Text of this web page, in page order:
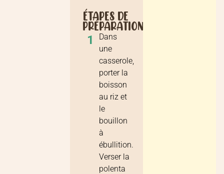
ÉTAPES DE
PRÉPARATION
1
Dans
une
casserole,
porter la
boisson
au riz et
le
bouillon
à
ébullition.
Verser la
polenta